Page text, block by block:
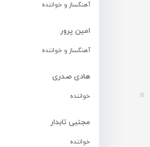
آهنگساز و خواننده
امین پرور
آهنگساز و خواننده
هادی صدری
خواننده
مجتبی تابدار
خواننده